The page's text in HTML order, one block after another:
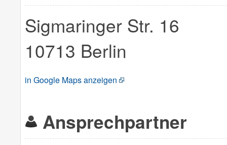
Sigmaringer Str. 16
10713 Berlin
in Google Maps anzeigen
Ansprechpartner